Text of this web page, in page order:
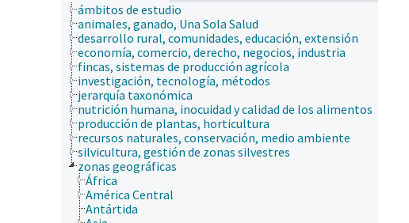
ámbitos de estudio
animales, ganado, Una Sola Salud
desarrollo rural, comunidades, educación, extensión
economía, comercio, derecho, negocios, industria
fincas, sistemas de producción agrícola
investigación, tecnología, métodos
jerarquía taxonómica
nutrición humana, inocuidad y calidad de los alimentos
producción de plantas, horticultura
recursos naturales, conservación, medio ambiente
silvicultura, gestión de zonas silvestres
zonas geográficas
África
América Central
Antártida